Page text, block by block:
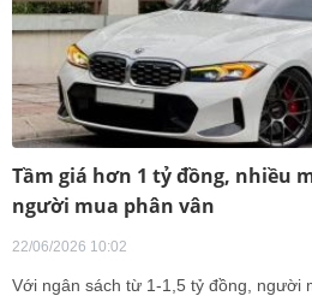
Tầm giá hơn 1 tỷ đồng, nhiều
người mua phân vân
22/06/2026 10:02
Với ngân sách từ 1-1,5 tỷ đồng, người